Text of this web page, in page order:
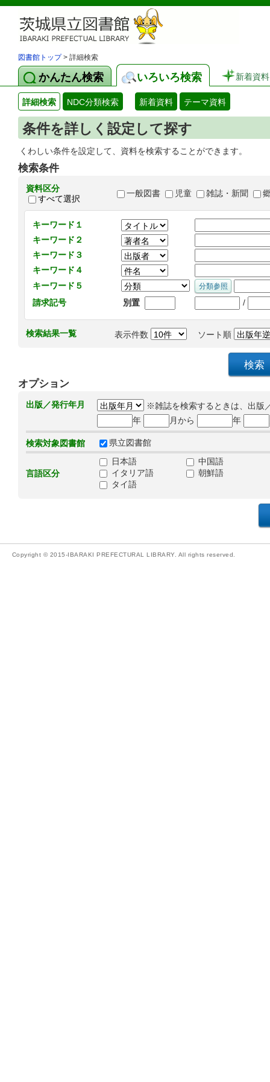
図書館トップ> 詳細検索
かんたん検索 いろいろ検索 新着資料
詳細検索 NDC分類検索 新着資料 テーマ資料
条件を詳しく設定して探す
くわしい条件を設定して、資料を検索することができます。
検索条件
資料区分
すべて選択
一般図書 児童 雑誌・新聞
キーワード１
キーワード２
キーワード３
キーワード４
キーワード５
請求記号
別置 /
検索結果一覧 表示件数 ソート順
オプション
出版／発行年月
※雑誌を検索するときは、出版
年
月から 年
検索対象図書館 県立図書館
言語区分
日本語
中国語
イタリア語
朝鮮語
タイ語
Copyright © 2015-IBARAKI PREFECTURAL LIBRARY. All rights reserved.